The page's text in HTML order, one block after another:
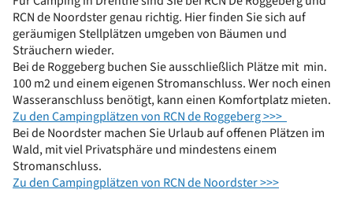
RCN de Noordster genau richtig. Hier finden Sie sich auf
geräumigen Stellplätzen umgeben von Bäumen und
Sträuchern wieder.
Bei de Roggeberg buchen Sie ausschließlich Plätze mit min.
100 m2 und einem eigenen Stromanschluss. Wer noch einen
Wasseranschluss benötigt, kann einen Komfortplatz mieten.
Zu den Campingplätzen von RCN de Roggeberg >>>
Bei de Noordster machen Sie Urlaub auf offenen Plätzen im
Wald, mit viel Privatsphäre und mindestens einem
Stromanschluss.
Zu den Campingplätzen von RCN de Noordster >>>